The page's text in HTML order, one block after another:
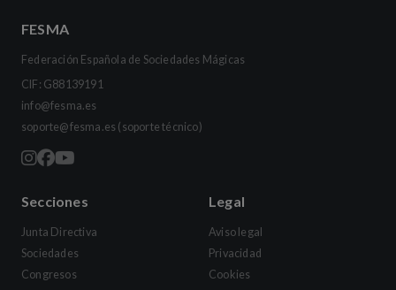
FESMA
Federación Española de Sociedades Mágicas
CIF: G88139191
info@fesma.es
soporte@fesma.es (soporte técnico)
Secciones
Junta Directiva
Sociedades
Congresos
Legal
Aviso legal
Privacidad
Cookies